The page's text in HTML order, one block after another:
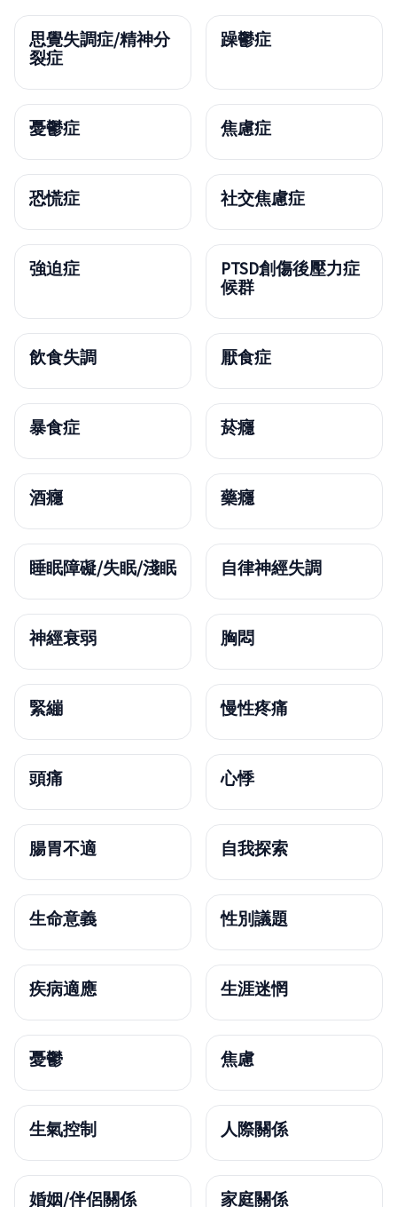
思覺失調症/精神分
裂症
躁鬱症
憂鬱症 焦慮症
恐慌症 社交焦慮症
強迫症
PTSD創傷後壓力症
候群
飲食失調 厭食症
暴食症 菸癮
酒癮 藥癮
睡眠障礙/失眠/淺眠 自律神經失調
神經衰弱 胸悶
緊繃 慢性疼痛
頭痛 心悸
腸胃不適 自我探索
生命意義 性別議題
疾病適應 生涯迷惘
憂鬱 焦慮
生氣控制 人際關係
婚姻/伴侶關係 家庭關係